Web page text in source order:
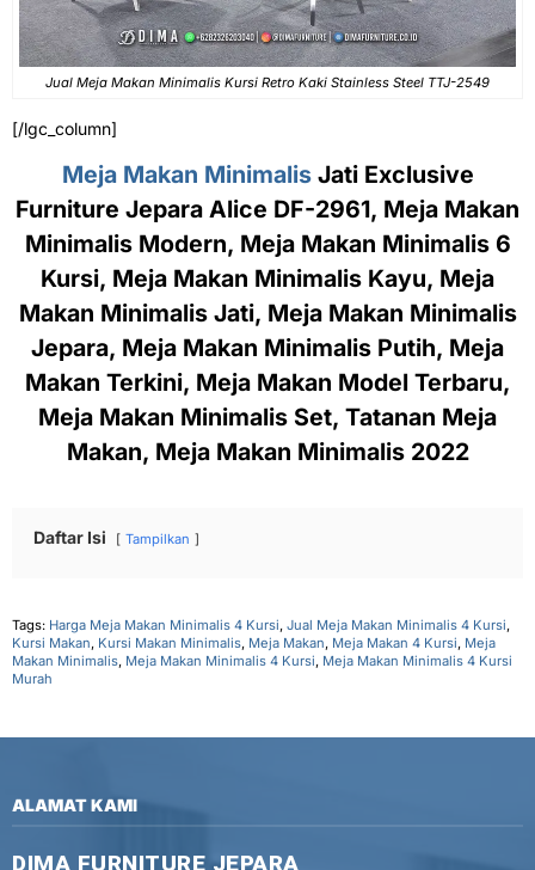
Jual Meja Makan Minimalis Kursi Retro Kaki Stainless Steel TTJ-2549
[/lgc_column]
Meja Makan MinimalisJati Exclusive
Furniture Jepara Alice DF-2961, Meja Makan
Minimalis Modern, Meja Makan Minimalis 6
Kursi, Meja Makan Minimalis Kayu, Meja
Makan Minimalis Jati, Meja Makan Minimalis
Jepara, Meja Makan Minimalis Putih, Meja
Makan Terkini, Meja Makan Model Terbaru,
Meja Makan Minimalis Set, Tatanan Meja
Makan, Meja Makan Minimalis 2022
Daftar Isi Tampilkan
Tags: Harga Meja Makan Minimalis 4 Kursi, Jual Meja Makan Minimalis 4 Kursi,
Kursi Makan, Kursi Makan Minimalis, Meja Makan, Meja Makan 4 Kursi, Meja
Makan Minimalis, Meja Makan Minimalis 4 Kursi, Meja Makan Minimalis 4 Kursi
Murah
ALAMAT KAMI
DIMA FURNITURE JEPARA